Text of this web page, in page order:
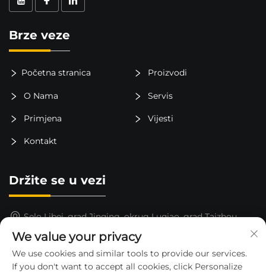
Brze veze
Početna stranica Proizvodi
O Nama Servis
Primjena Vijesti
Kontakt
Držite se u vezi
Selo Libei, grad Jinqing, okrug Luqiao, grad Taizhou,
15325652000
[email protected]
We value your privacy
We use cookies and similar tools to provide our services.
If you don't want to accept all cookies, click Personalize